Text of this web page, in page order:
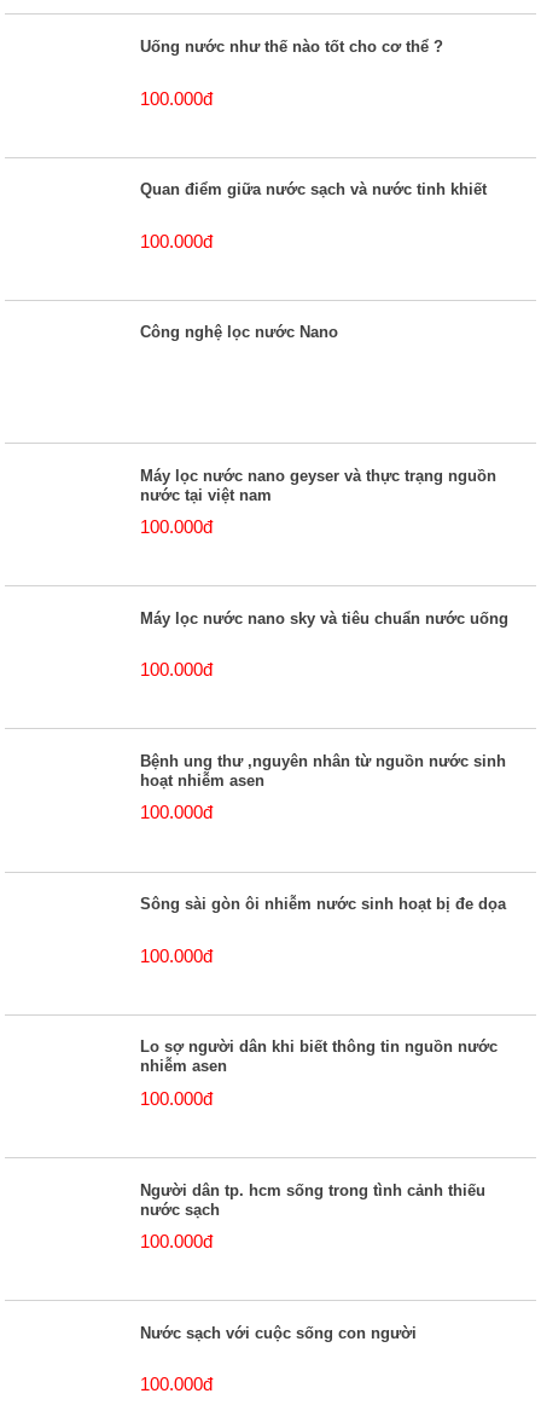
Uống nước như thế nào tốt cho cơ thể ?
100.000đ
Quan điểm giữa nước sạch và nước tinh khiết
100.000đ
Công nghệ lọc nước Nano
Máy lọc nước nano geyser và thực trạng nguồn
nước tại việt nam
100.000đ
Máy lọc nước nano sky và tiêu chuẩn nước uống
100.000đ
Bệnh ung thư ,nguyên nhân từ nguồn nước sinh
hoạt nhiễm asen
100.000đ
Sông sài gòn ôi nhiễm nước sinh hoạt bị đe dọa
100.000đ
Lo sợ người dân khi biết thông tin nguồn nước
nhiễm asen
100.000đ
Người dân tp. hcm sống trong tình cảnh thiếu
nước sạch
100.000đ
Nước sạch với cuộc sống con người
100.000đ